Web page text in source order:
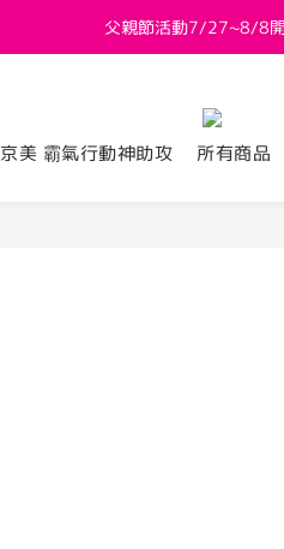
新會員送 $800購物
父親節活動7/27~8/8
京美 霸氣行動神助攻 所有商品